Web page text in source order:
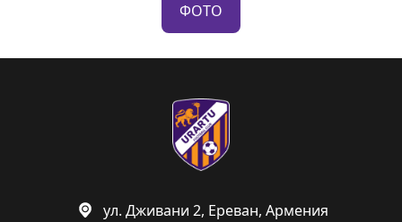
ФОТО
ул. Дживани 2, Ереван, Армения